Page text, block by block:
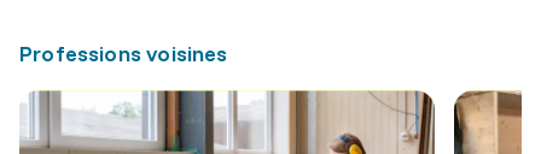
Professions voisines